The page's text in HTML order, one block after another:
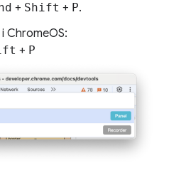
+ Shift + P.
ChromeOS:
+ P